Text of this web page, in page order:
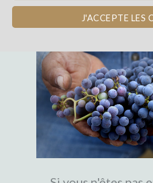
J'ACCEPTE LES
CROWDFUNDING